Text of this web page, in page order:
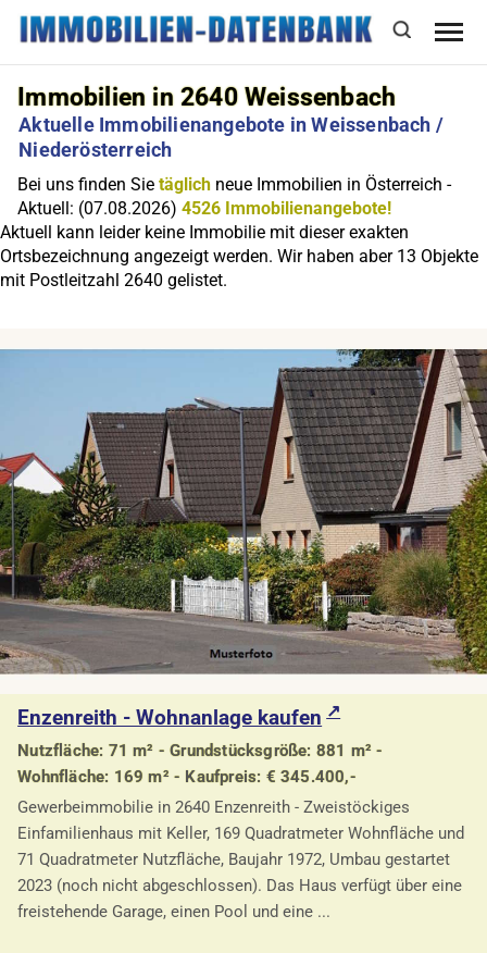
Immobilien in 2640 Weissenbach
Aktuelle Immobilienangebote in Weissenbach /
Niederösterreich
Bei uns finden Sietäglich neue Immobilien in Österreich -
Aktuell: (07.08.2026)4526 Immobilienangebote!
Aktuell kann leider keine Immobilie mit dieser exakten
Ortsbezeichnung angezeigt werden. Wir haben aber 13 Objekte
mit Postleitzahl 2640 gelistet.
Enzenreith - Wohnanlage kaufen
Nutzfläche: 71 m² - Grundstücksgröße: 881 m² -
Wohnfläche: 169 m² - Kaufpreis: € 345.400,-
Gewerbeimmobilie in 2640 Enzenreith - Zweistöckiges
Einfamilienhaus mit Keller, 169 Quadratmeter Wohnfläche und
71 Quadratmeter Nutzfläche, Baujahr 1972, Umbau gestartet
2023 (noch nicht abgeschlossen). Das Haus verfügt über eine
freistehende Garage, einen Pool und eine ...